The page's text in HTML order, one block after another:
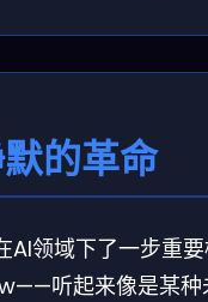
的革命
领域下了一步重
听起来像是某种